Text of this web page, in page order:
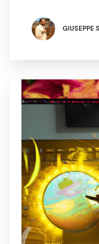
duramente per
informatica del
GIUSEPPE